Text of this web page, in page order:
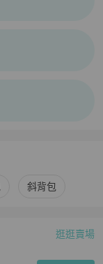
斜背包
逛逛賣場